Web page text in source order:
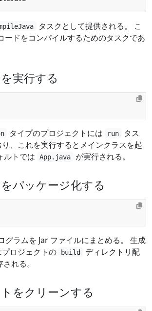
タスクとして提供される。 こ
ードをコンパイルするためのタスクであ
実行する
タイプのプロジェクトには run
タス
、これを実行するとメインクラスを起
ルトでは
App.java が実行される。
パッケージ化する
グラムを Jar ファイルにまとめる。 生成
ロジェクトの
build
ディレクトリ配
れる。
をクリーンする